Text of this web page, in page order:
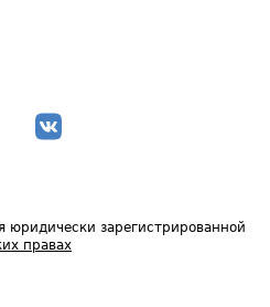
юридически зарегистрированной
правах